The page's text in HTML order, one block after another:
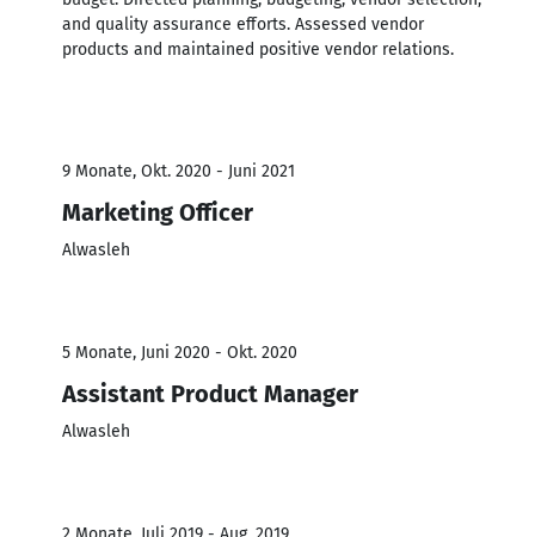
and quality assurance efforts. Assessed vendor
products and maintained positive vendor relations.
9 Monate, Okt. 2020 - Juni 2021
Marketing Officer
Alwasleh
5 Monate, Juni 2020 - Okt. 2020
Assistant Product Manager
Alwasleh